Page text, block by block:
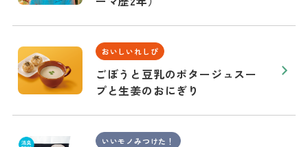
おいしいれしぴ
ごぼうと豆乳のポタージュスー
プと生姜のおにぎり
いいモノみつけた！